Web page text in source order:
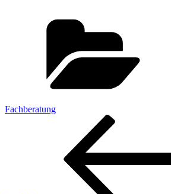
Fachberatung
Beitragsnavigation